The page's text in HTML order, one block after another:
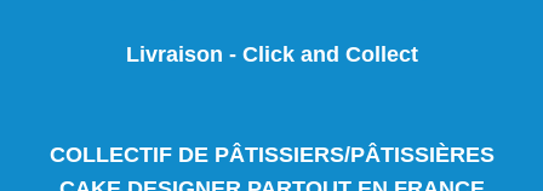
Livraison - Click and Collect
COLLECTIF DE PÂTISSIERS/PÂTISSIÈRES